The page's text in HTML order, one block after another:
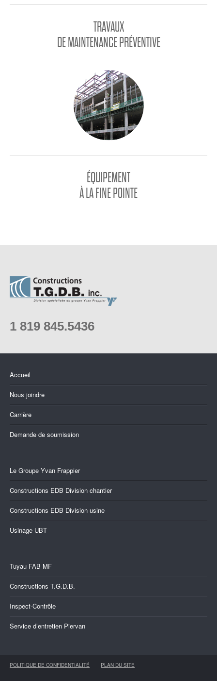
TRAVAUX
DE MAINTENANCE PRÉVENTIVE
ÉQUIPEMENT
À LA FINE POINTE
1 819 845.5436
Accueil
Nous joindre
Carrière
Demande de soumission
Le Groupe Yvan Frappier
Constructions EDB Division chantier
Constructions EDB Division usine
Usinage UBT
Tuyau FAB MF
Constructions T.G.D.B.
Inspect-Contrôle
Service d’entretien Piervan
POLITIQUE DE CONFIDENTIALITÉ PLAN DU SITE